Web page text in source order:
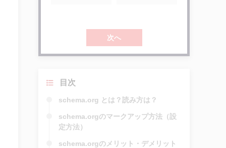
次へ
目次
schema.org とは？読み方は？
schema.orgのマークアップ方法（設
定方法）
schema.orgのメリット・デメリット